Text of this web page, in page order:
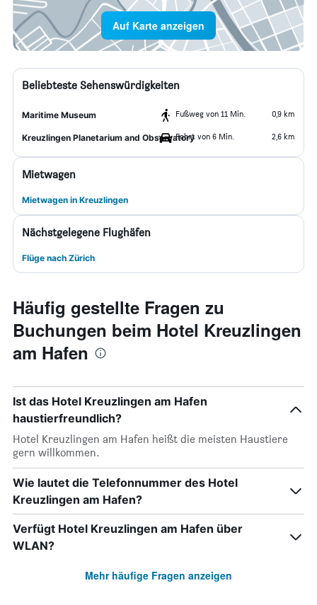
Auf Karte anzeigen
Beliebteste Sehenswürdigkeiten
Maritime Museum Fußweg von 11 Min. 0,9 km
Kreuzlingen Planetarium and ObservatoryFahrt von 6 Min. 2,6 km
Mietwagen
Mietwagen in Kreuzlingen
Nächstgelegene Flughäfen
Flüge nach Zürich
Häufig gestellte Fragen zu
Buchungen beim Hotel Kreuzlingen
am Hafen
Ist das Hotel Kreuzlingen am Hafen
haustierfreundlich?
Hotel Kreuzlingen am Hafen heißt die meisten Haustiere
gern willkommen.
Wie lautet die Telefonnummer des Hotel
Kreuzlingen am Hafen?
Verfügt Hotel Kreuzlingen am Hafen über
WLAN?
Mehr häufige Fragen anzeigen